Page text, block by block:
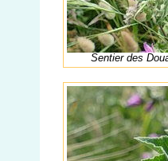
Sentier des